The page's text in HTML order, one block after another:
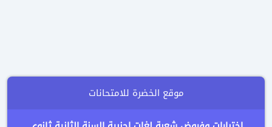
موقع الخضرة للامتحانات